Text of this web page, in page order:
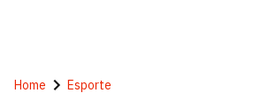
Home Esporte